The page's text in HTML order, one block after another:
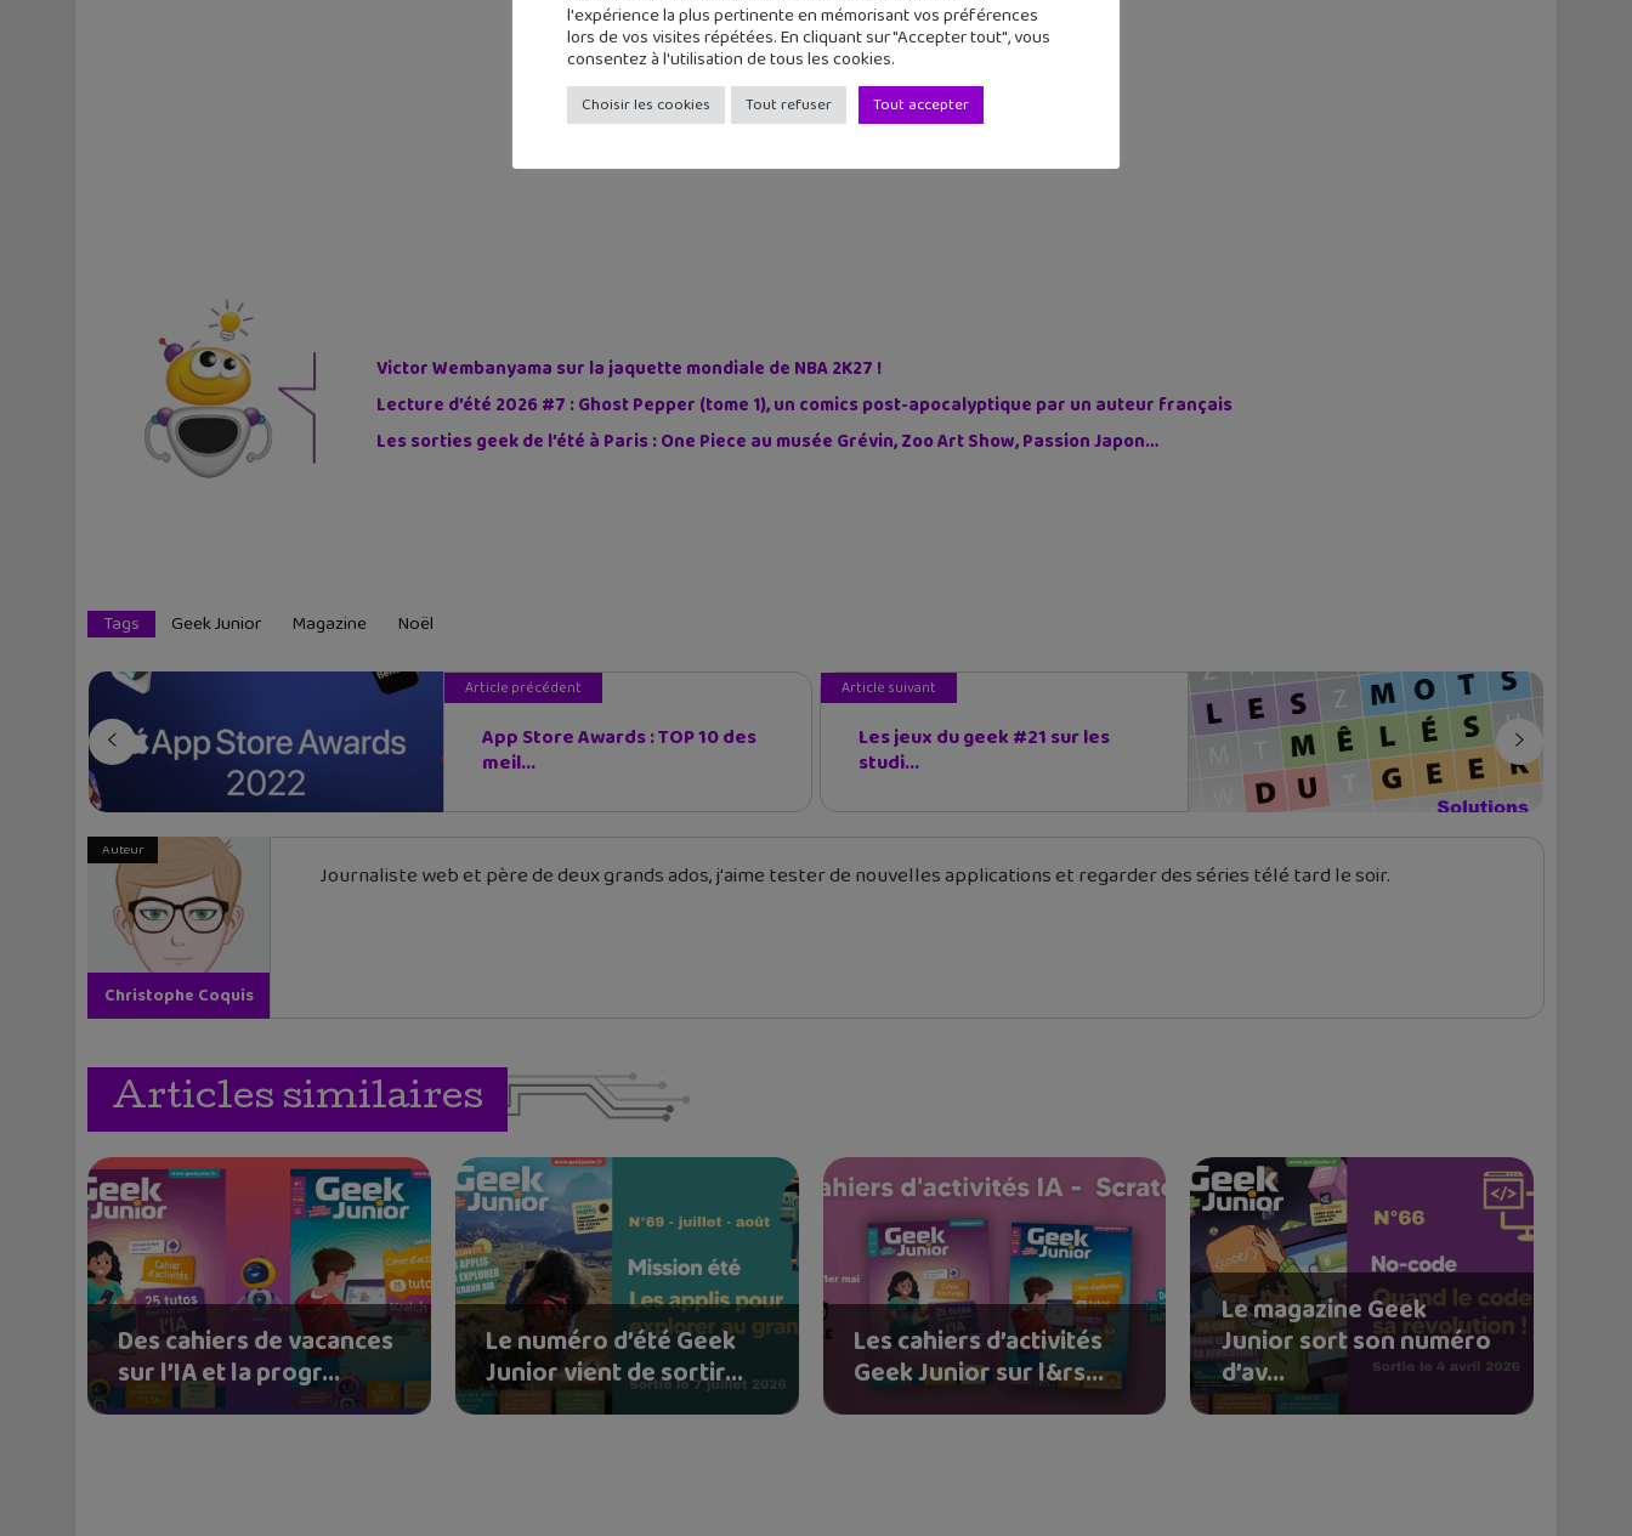
Victor Wembanyama sur la jaquette mondiale de NBA 2K27 !
Lecture d’été 2026 #7 : Ghost Pepper (tome 1), un comics post-apocalyptique par un auteur français
Les sorties geek de l’été à Paris : One Piece au musée Grévin, Zoo Art Show, Passion Japon…
Tags Geek Junior Magazine Noël
Article précédent
App Store Awards : TOP 10 des
meil...
Article suivant
Les jeux du geek #21 sur les
studi...
Auteur
Christophe Coquis
Journaliste web et père de deux grands ados, j'aime tester de nouvelles applications et regarder des séries télé tard le soir.
Articles similaires
Des cahiers de vacances
sur l’IA et la progr...
Le numéro d’été Geek
Junior vient de sortir...
Les cahiers d’activités
Geek Junior sur l&rs...
Le magazine Geek
Junior sort son numéro
d’av...
l'expérience la plus pertinente en mémorisant vos préférences
lors de vos visites répétées. En cliquant sur "Accepter tout", vous
consentez à l'utilisation de tous les cookies.
Choisir les cookies Tout refuser Tout accepter